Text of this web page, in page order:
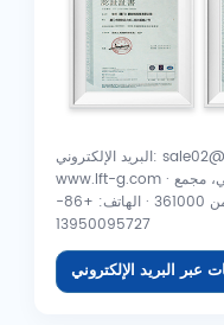
البريد الإلكتروني: sale02@lfrtplastic.com · الموقع الإلكتروني:
www.lft-g.com · العنوان: رقم 55، طريق هونغشي الجنوبي، مجمع
تورش للتكنولوجيا الفائقة (شيانغان)، شيامن 361000 · الهاتف: +86-
13950095727
عبر البريد الإلكتروني